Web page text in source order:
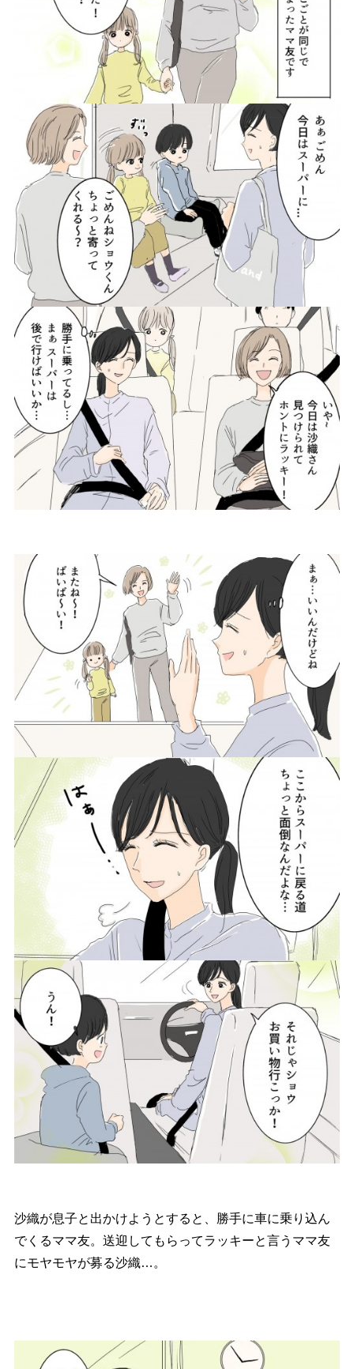
沙織が息子と出かけようとすると、勝手に車に乗り込ん
でくるママ友。送迎してもらってラッキーと言うママ友
にモヤモヤが募る沙織…。